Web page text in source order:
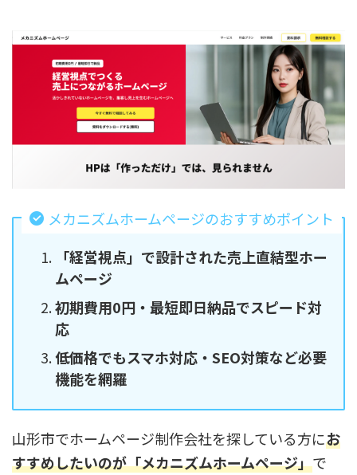
メカニズムホームページのおすすめポイント
「経営視点」で設計された売上直結型ホー
ムページ
初期費用0円・最短即日納品でスピード対
応
低価格でもスマホ対応・SEO対策など必要
機能を網羅
山形市でホームページ制作会社を探している方にお
すすめしたいのが「メカニズムホームページ」で